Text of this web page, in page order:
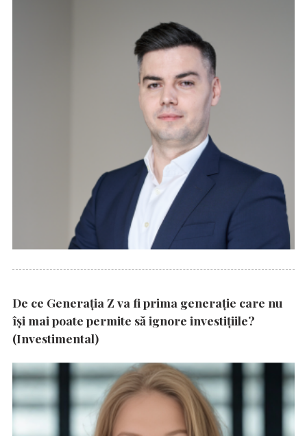
De ce Generația Z va fi prima generație care nu
își mai poate permite să ignore investițiile?
(Investimental)